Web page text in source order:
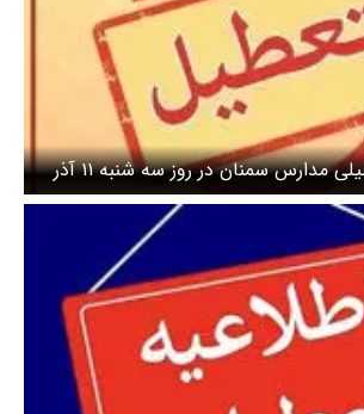
فوری؛ تکذیب تعطیلی مدارس سمنان در روز سه شنبه ۱۱ آذر